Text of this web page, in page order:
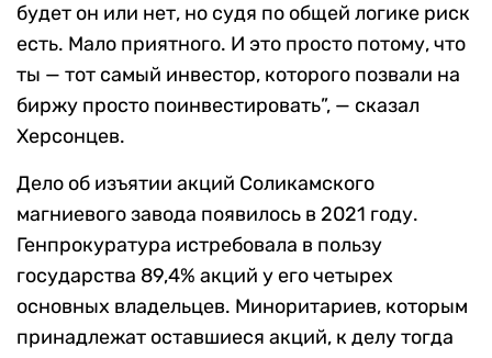
будет он или нет, но судя по общей логике риск
есть. Мало приятного. И это просто потому, что
ты — тот самый инвестор, которого позвали на
биржу просто поинвестировать”, — сказал
Херсонцев.
Дело об изъятии акций Соликамского
магниевого завода появилось в 2021 году.
Генпрокуратура истребовала в пользу
государства 89,4% акций у его четырех
основных владельцев. Миноритариев, которым
принадлежат оставшиеся акций, к делу тогда